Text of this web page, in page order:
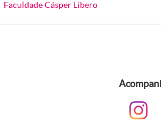
Faculdade Cásper Líbero